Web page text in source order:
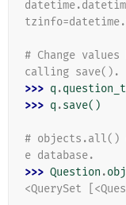
# Change
calling save().
>>> q .
>>> q .save()
# objects.all()
e database.
>>> Question .
<QuerySet